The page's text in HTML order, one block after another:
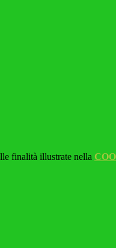
finalità illustrate nella